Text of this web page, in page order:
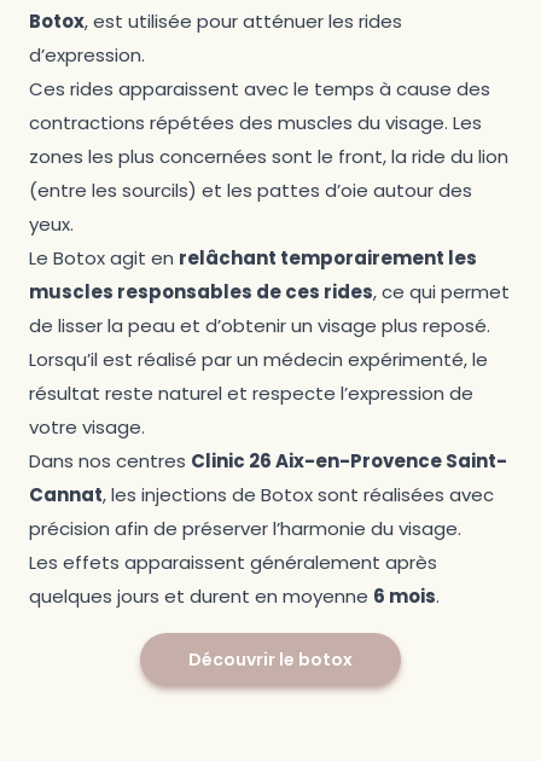
Botox, est utilisée pour atténuer les rides
d’expression.
Ces rides apparaissent avec le temps à cause des
contractions répétées des muscles du visage. Les
zones les plus concernées sont le front, la ride du lion
(entre les sourcils) et les pattes d’oie autour des
yeux.
Le Botox agit en relâchant temporairement les
muscles responsables de ces rides, ce qui permet
de lisser la peau et d’obtenir un visage plus reposé.
Lorsqu’il est réalisé par un médecin expérimenté, le
résultat reste naturel et respecte l’expression de
votre visage.
Dans nos centres Clinic 26 Aix-en-Provence Saint-
Cannat, les injections de Botox sont réalisées avec
précision afin de préserver l’harmonie du visage.
Les effets apparaissent généralement après
quelques jours et durent en moyenne 6 mois.
Découvrir le botox